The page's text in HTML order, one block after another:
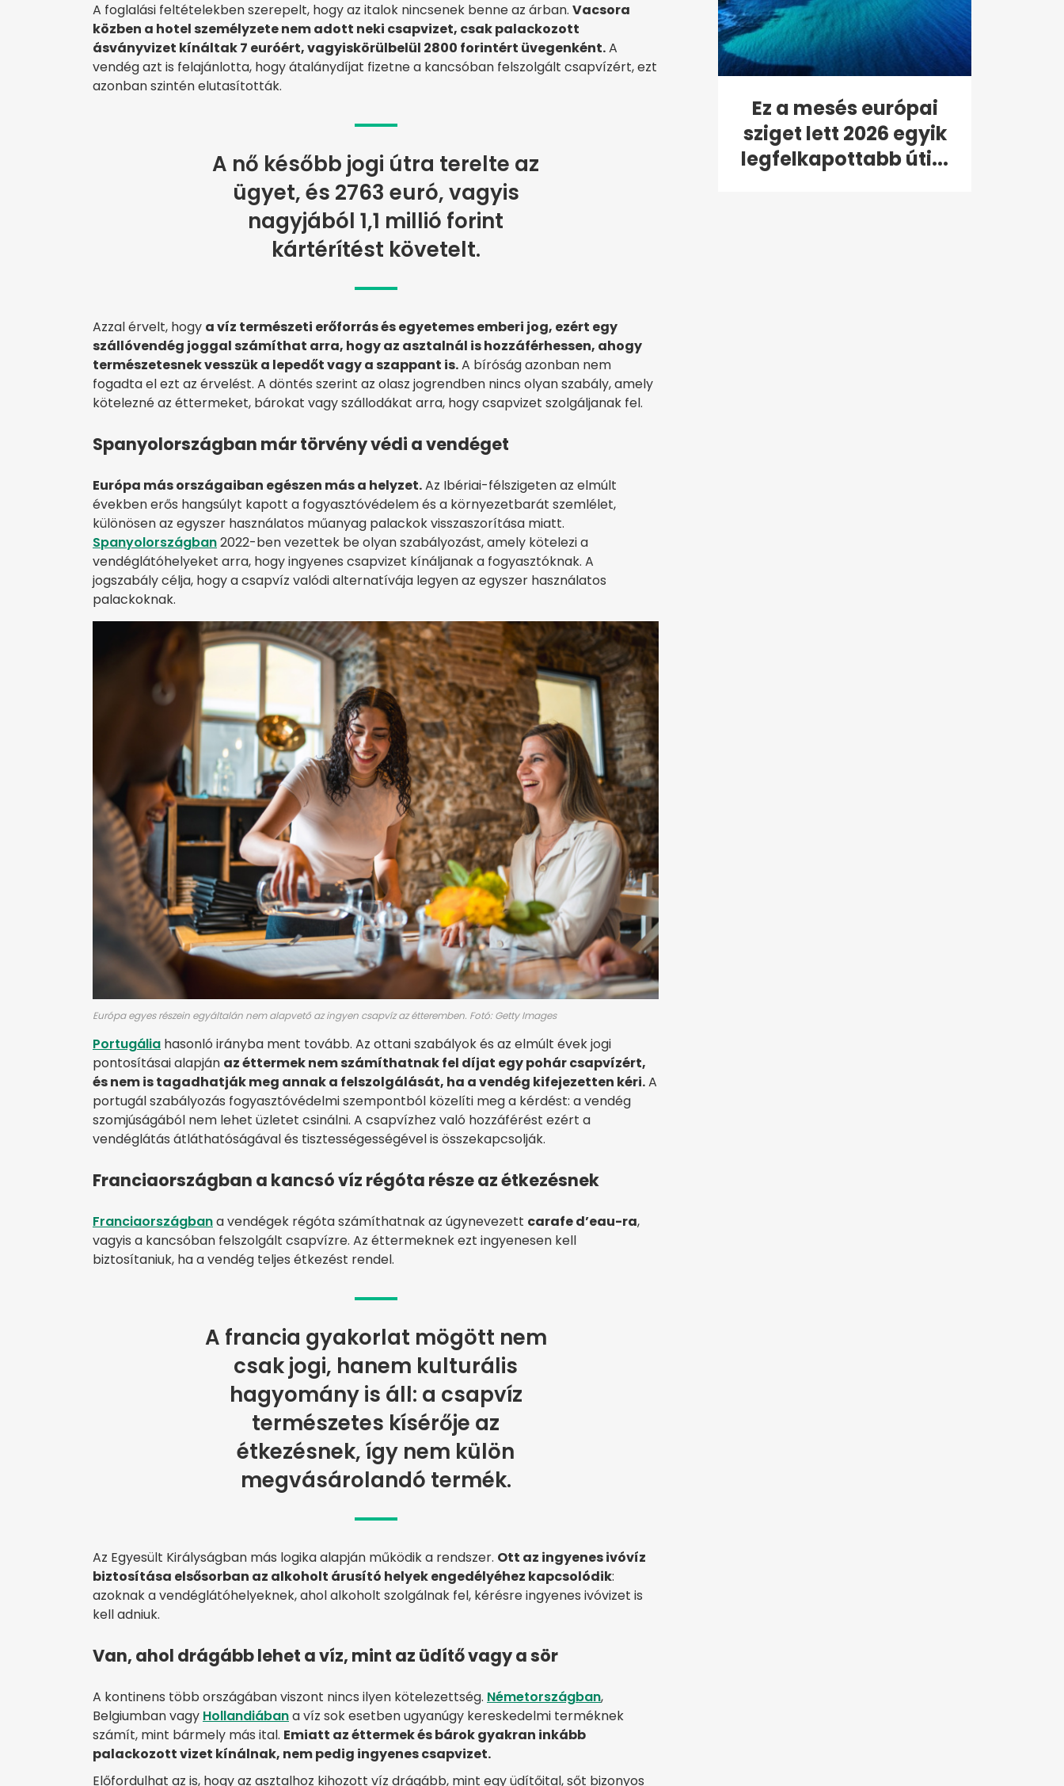
A foglalási feltételekben szerepelt, hogy az italok nincsenek benne az árban. Vacsora
közben a hotel személyzete nem adott neki csapvizet, csak palackozott
ásványvizet kínáltak 7 euróért, vagyiskörülbelül 2800 forintért üvegenként.A
vendég azt is felajánlotta, hogy átalánydíjat fizetne a kancsóban felszolgált csapvízért, ezt
azonban szintén elutasították.
A nő később jogi útra terelte az
ügyet, és 2763 euró, vagyis
nagyjából 1,1 millió forint
kártérítést követelt.
Azzal érvelt, hogy a víz természeti erőforrás és egyetemes emberi jog, ezért egy
szállóvendég joggal számíthat arra, hogy az asztalnál is hozzáférhessen, ahogy
természetesnek vesszük a lepedőt vagy a szappant is.A bíróság azonban nem
fogadta el ezt az érvelést. A döntés szerint az olasz jogrendben nincs olyan szabály, amely
kötelezné az éttermeket, bárokat vagy szállodákat arra, hogy csapvizet szolgáljanak fel.
Spanyolországban már törvény védi a vendéget
Európa más országaiban egészen más a helyzet.Az Ibériai-félszigeten az elmúlt
években erős hangsúlyt kapott a fogyasztóvédelem és a környezetbarát szemlélet,
különösen az egyszer használatos műanyag palackok visszaszorítása miatt.
Spanyolországban2022-ben vezettek be olyan szabályozást, amely kötelezi a
vendéglátóhelyeket arra, hogy ingyenes csapvizet kínáljanak a fogyasztóknak. A
jogszabály célja, hogy a csapvíz valódi alternatívája legyen az egyszer használatos
palackoknak.
Európa egyes részein egyáltalán nem alapvető az ingyen csapvíz az étteremben. Fotó: Getty Images
Portugália hasonló irányba ment tovább. Az ottani szabályok és az elmúlt évek jogi
pontosításai alapján az éttermek nem számíthatnak fel díjat egy pohár csapvízért,
és nem is tagadhatják meg annak a felszolgálását, ha a vendég kifejezetten kéri.A
portugál szabályozás fogyasztóvédelmi szempontból közelíti meg a kérdést: a vendég
szomjúságából nem lehet üzletet csinálni. A csapvízhez való hozzáférést ezért a
vendéglátás átláthatóságával és tisztességességével is összekapcsolják.
Franciaországban a kancsó víz régóta része az étkezésnek
Franciaországbana vendégek régóta számíthatnak az úgynevezett carafe d’eau-ra,
vagyis a kancsóban felszolgált csapvízre. Az éttermeknek ezt ingyenesen kell
biztosítaniuk, ha a vendég teljes étkezést rendel.
A francia gyakorlat mögött nem
csak jogi, hanem kulturális
hagyomány is áll: a csapvíz
természetes kísérője az
étkezésnek, így nem külön
megvásárolandó termék.
Az Egyesült Királyságban más logika alapján működik a rendszer. Ott az ingyenes ivóvíz
biztosítása elsősorban az alkoholt árusító helyek engedélyéhez kapcsolódik:
azoknak a vendéglátóhelyeknek, ahol alkoholt szolgálnak fel, kérésre ingyenes ivóvizet is
kell adniuk.
Van, ahol drágább lehet a víz, mint az üdítő vagy a sör
A kontinens több országában viszont nincs ilyen kötelezettség. Németországban,
Belgiumban vagy Hollandiábana víz sok esetben ugyanúgy kereskedelmi terméknek
számít, mint bármely más ital. Emiatt az éttermek és bárok gyakran inkább
palackozott vizet kínálnak, nem pedig ingyenes csapvizet.
Előfordulhat az is, hogy az asztalhoz kihozott víz drágább, mint egy üdítőital, sőt bizonyos
Ez a mesés európai
sziget lett 2026 egyik
legfelkapottabb úti...